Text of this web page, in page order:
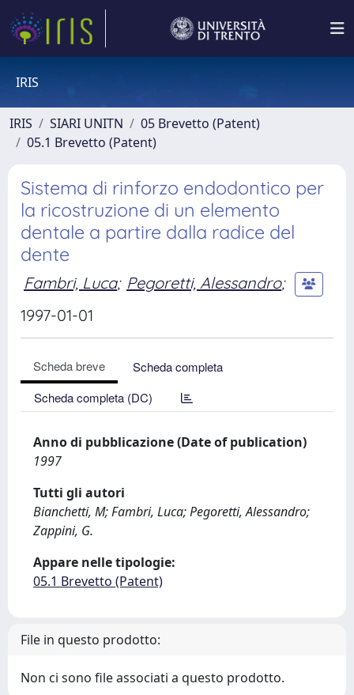
IRIS
IRIS SIARI UNITN
05 Brevetto (Patent)
05.1 Brevetto (Patent)
Sistema di rinforzo endodontico per
la ricostruzione di un elemento
dentale a partire dalla radice del
dente
Fambri, Luca; Pegoretti, Alessandro;
1997-01-01
Scheda breve
Scheda completa
Scheda completa (DC)
Anno di pubblicazione (Date of publication)
1997
Tutti gli autori
Bianchetti, M; Fambri, Luca; Pegoretti, Alessandro;
Zappini, G.
Appare nelle tipologie:
05.1 Brevetto (Patent)
File in questo prodotto:
Non ci sono file associati a questo prodotto.